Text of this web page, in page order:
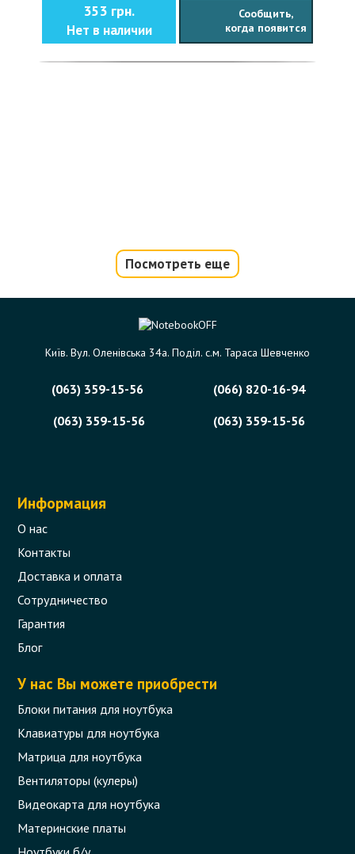
353 грн.
Нет в наличии
Сообщить,
когда появится
Посмотреть еще
Київ. Вул. Оленівська 34а. Поділ. с.м. Тараса Шевченко
(063) 359-15-56
(066) 820-16-94
(063) 359-15-56
(063) 359-15-56
Информация
О нас
Контакты
Доставка и оплата
Сотрудничество
Гарантия
Блог
У нас Вы можете приобрести
Блоки питания для ноутбука
Клавиатуры для ноутбука
Матрица для ноутбука
Вентиляторы (кулеры)
Видеокарта для ноутбука
Материнские платы